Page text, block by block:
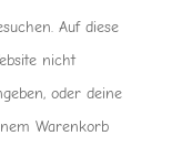
Auf diese
nicht
oder deine
Warenkorb